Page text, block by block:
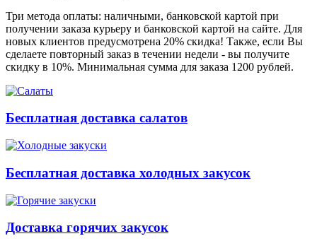
Три метода оплаты: наличными, банковской картой при
получении заказа курьеру и банковской картой на сайте. Для
новых клиентов предусмотрена 20% скидка! Также, если Вы
сделаете повторный заказ в течении недели - вы получите
скидку в 10%. Минимальная сумма для заказа 1200 рублей.
Бесплатная доставка салатов
Бесплатная доставка холодных закусок
Доставка горячих закусок